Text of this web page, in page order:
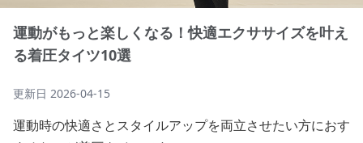
運動がもっと楽しくなる！快適エクササイズを叶え
る着圧タイツ10選
更新日 2026-04-15
運動時の快適さとスタイルアップを両立させたい方におす